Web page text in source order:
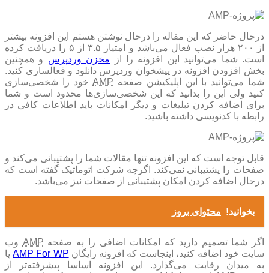
در‌حال حاضر که این مقاله را درحال نوشتن هستم این افزونه بیشتر
از ۲۰۰ هزار نصب فعال می‌باشد و امتیاز ۳.۵ از ۵ را دریافت کرده
است. شما می‌توانید این افزونه را از
مخزن وردپرس و همچنین
بخش افزودن افزونه در پیشخوان وردپرس دانلود و فعالسازی کنید.
شما می‌توانید با این اپلیکیشن صفحهAMPخود را شخصی‌سازی
کنید ولی این را بدانید که این شخصی‌سازی‌ها محدود است و شما
برای اضافه کردن تبلیغات و دیگر امکانات باید اطلاعات کافی در
رابطه با کد‌نویسی داشته باشید.
قابل توجه است که این افزونه تنها مقالات شما را پشتیبانی می‌کند و
صفحات را پشتیبانی نمی‌کند. اگرچه شرکت اتوماتیک گفته است که
درحال اضافه کردن امکان پشتیبانی از صفحات نیز می‌باشد.
بخوانید! محتوای بروز
اگر شما تصمیم دارید که امکانات اضافی را به صفحهAMPوب
سایت خود اضافه کنید، اینجاست که افزونه رایگان
AMPForWP
پا
به میدان رقابت می‌گذارد. این افزونه اساسا پیشرفته‌تر از